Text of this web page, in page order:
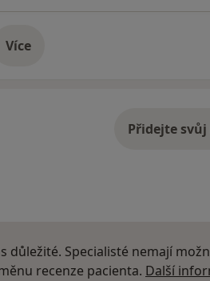
Víceo adrese
Přidejte
důležité. Specialisté nemají
recenze pacienta. Další